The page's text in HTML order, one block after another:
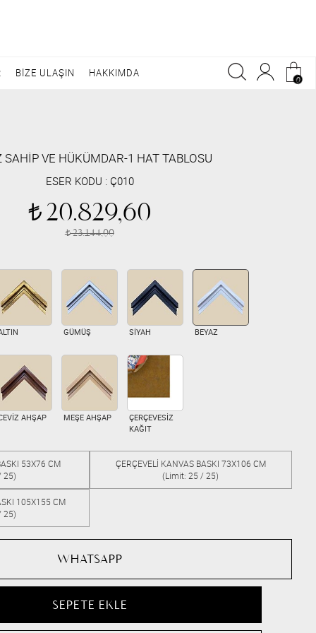
BİZE ULAŞIN HAKKIMDA
0
SAHİP VE HÜKÜMDAR-1 HAT TABLOSU
ESER KODU : Ç010
t20.829,60
t23.144,00
GÜMÜŞ SİYAH BEYAZ
AHŞAP MEŞE AHŞAP
ÇERÇEVESİZ
KAĞIT
53X76 CM
25)
ÇERÇEVELİ KANVAS BASKI 73X106 CM
(Limit: 25 / 25)
105X155 CM
25)
WHATSAPP